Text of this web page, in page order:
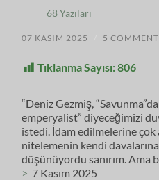
68 Yazıları
07 KASIM 2025 5
Tıklanma Sayısı:806
“Deniz Gezmiş,
emperyalist” diyeceğimizi
istedi. İdam edilmelerine çok
nitelemenin kendi
düşünüyordu sanırım. Ama
> 7 Kasım 2025